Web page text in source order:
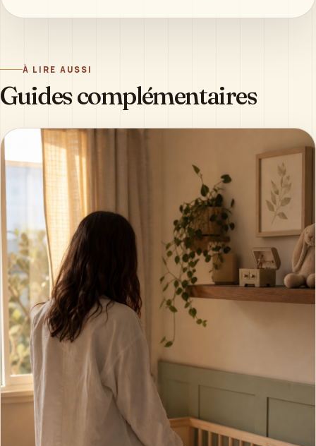
À LIRE AUSSI
Guides complémentaires